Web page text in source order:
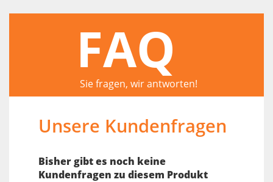
FAQ
Sie fragen, wir antworten!
Unsere Kundenfragen
Bisher gibt es noch keine
Kundenfragen zu diesem Produkt